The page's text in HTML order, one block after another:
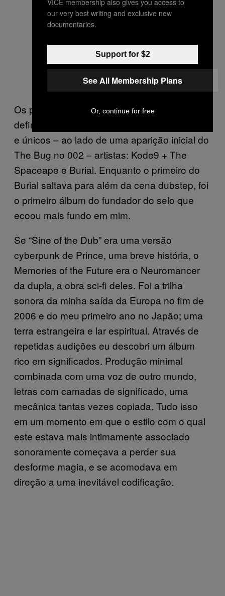
Os primeiros três anos da Hyperdub foram
definidos pelo eixo duplo dos seus primeiros
e únicos – ao lado de uma aparição inicial do
The Bug no 002 – artistas: Kode9 + The
Spaceape e Burial. Enquanto o primeiro do
Burial saltava para além da cena dubstep, foi
o primeiro álbum do fundador do selo que
ecoou mais fundo em mim.
Se “Sine of the Dub” era uma versão
cyberpunk de Prince, uma breve história, o
Memories of the Future era o Neuromancer
da dupla, a obra sci-fi deles. Foi a trilha
sonora da minha saída da Europa no fim de
2006 e do meu primeiro ano no Japão; uma
terra estrangeira e lar espiritual. Através de
repetidas audições eu descobri um álbum
rico em significados. Produção minimal
combinada com uma voz de outro mundo,
letras com camadas de significado, uma
mecânica tantas vezes copiada. Tudo isso
em um momento em que o estilo com o qual
este estava mais intimamente associado
sonoramente começava a perder sua
desforme magia, e se acomodava em
direção a uma inevitável codificação.
our very best writing and exclusive new
documentaries.
Support for $2
See All Membership Plans
Or, continue for free